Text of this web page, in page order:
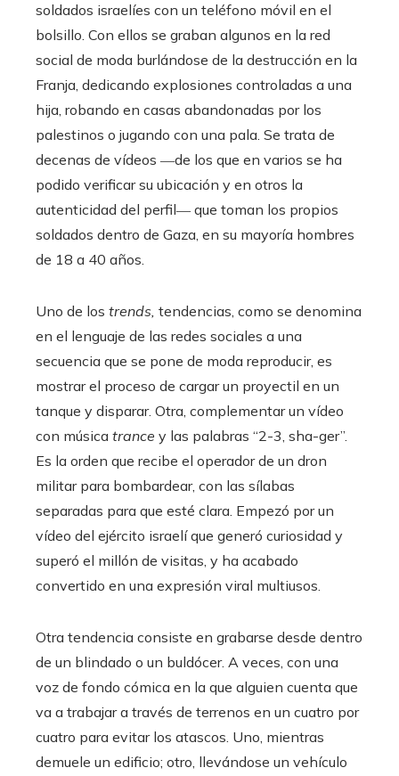
soldados israelíes con un teléfono móvil en el
bolsillo. Con ellos se graban algunos en la red
social de moda burlándose de la destrucción en la
Franja, dedicando explosiones controladas a una
hija, robando en casas abandonadas por los
palestinos o jugando con una pala. Se trata de
decenas de vídeos ―de los que en varios se ha
podido verificar su ubicación y en otros la
autenticidad del perfil― que toman los propios
soldados dentro de Gaza, en su mayoría hombres
de 18 a 40 años.
Uno de los trends, tendencias, como se denomina
en el lenguaje de las redes sociales a una
secuencia que se pone de moda reproducir, es
mostrar el proceso de cargar un proyectil en un
tanque y disparar. Otra, complementar un vídeo
con música trance y las palabras “2-3, sha-ger”.
Es la orden que recibe el operador de un dron
militar para bombardear, con las sílabas
separadas para que esté clara. Empezó por un
vídeo del ejército israelí que generó curiosidad y
superó el millón de visitas, y ha acabado
convertido en una expresión viral multiusos.
Otra tendencia consiste en grabarse desde dentro
de un blindado o un buldócer. A veces, con una
voz de fondo cómica en la que alguien cuenta que
va a trabajar a través de terrenos en un cuatro por
cuatro para evitar los atascos. Uno, mientras
demuele un edificio; otro, llevándose un vehículo